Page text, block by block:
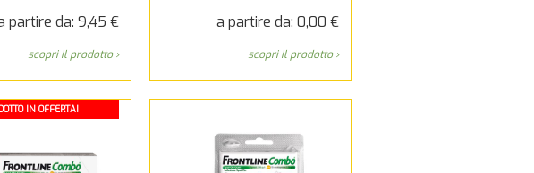
partire da: 9,45 €
scopri il prodotto ›
a partire da: 0,00 €
scopri il prodotto ›
IN OFFERTA!